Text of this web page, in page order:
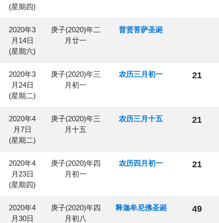
(星期四)
2020年3
月14日
(星期六)
庚子(2020)年二
月廿一
普贤菩萨圣诞
2020年3
月24日
(星期二)
庚子(2020)年三
月初一
农历三月初一 21
2020年4
月7日
(星期二)
庚子(2020)年三
月十五
农历三月十五 21
2020年4
月23日
(星期四)
庚子(2020)年四
月初一
农历四月初一 21
2020年4
月30日
庚子(2020)年四
月初八
释迦牟尼佛圣诞 49